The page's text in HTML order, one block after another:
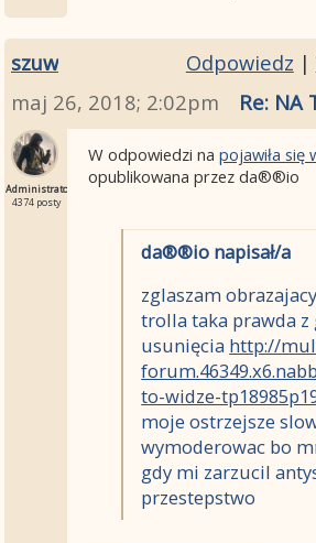
szuw Odpowiedz |
maj 26, 2018; 2:02pm
Re: NA
Administrator
4374 posty
W odpowiedzi na pojawiła się
opublikowana przez da®®io
da®®io napisał/a
zglaszam
trolla taka prawda z
usunięcia http://
to-widze-
moje ostrzejsze
wymoderowac bo
gdy mi zarzucil
przestepstwo